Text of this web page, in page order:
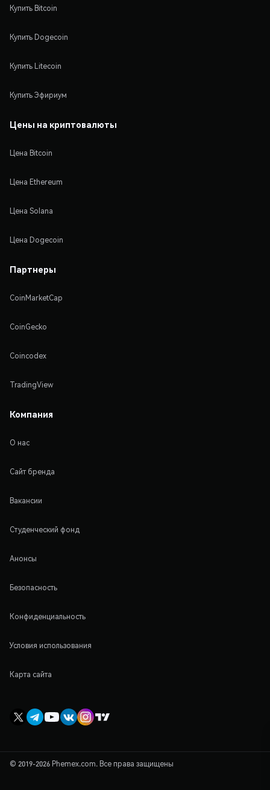
Купить Bitcoin
Купить Dogecoin
Купить Litecoin
Купить Эфириум
Цены на криптовалюты
Цена Bitcoin
Цена Ethereum
Цена Solana
Цена Dogecoin
Партнеры
CoinMarketCap
CoinGecko
Coincodex
TradingView
Компания
О нас
Сайт бренда
Вакансии
Студенческий фонд
Анонсы
Безопасность
Конфиденциальность
Условия использования
Карта сайта
© 2019-2026 Phemex.com. Все права защищены